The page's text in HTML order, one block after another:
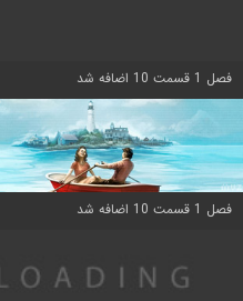
فصل 1 قسمت 10 اضافه شد
فصل 1 قسمت 10 اضافه شد